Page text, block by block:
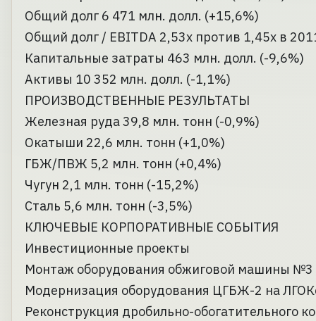
Общий долг 6 471 млн. долл. (+15,6%)
Общий долг / EBITDA 2,53x против 1,45x в
Капитальные затраты 463 млн. долл. (-9,6%)
Активы 10 352 млн. долл. (-1,1%)
ПРОИЗВОДСТВЕННЫЕ РЕЗУЛЬТАТЫ
Железная руда 39,8 млн. тонн (-0,9%)
Окатыши 22,6 млн. тонн (+1,0%)
ГБЖ/ПВЖ 5,2 млн. тонн (+0,4%)
Чугун 2,1 млн. тонн (-15,2%)
Сталь 5,6 млн. тонн (-3,5%)
КЛЮЧЕВЫЕ КОРПОРАТИВНЫЕ СОБЫТИЯ
Инвестиционные проекты
Монтаж оборудования обжиговой машины
Модернизация оборудования ЦГБЖ-2 на
Реконструкция дробильно-обогатительного